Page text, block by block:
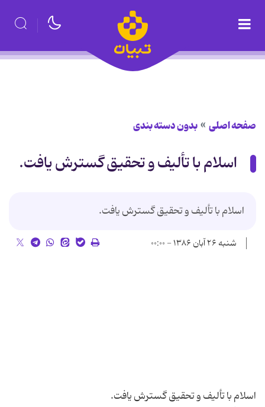
صفحه اصلی بدون دسته بندی
اسلام با تألیف و تحقیق گسترش یافت.
اسلام با تألیف و تحقیق گسترش یافت.
شنبه ۲۶ آبان ۱۳۸۶ - ۰۰:۰۰
اسلام با تألیف و تحقیق گسترش یافت.